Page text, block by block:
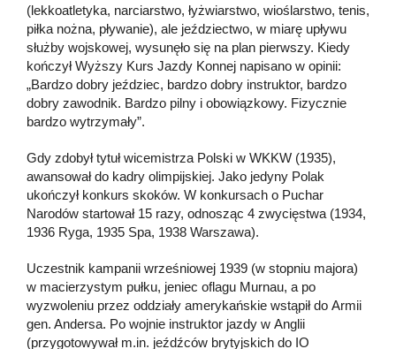
(lekkoatletyka, narciarstwo, łyżwiarstwo, wioślarstwo, tenis,
piłka nożna, pływanie), ale jeździectwo, w miarę upływu
służby wojskowej, wysunęło się na plan pierwszy. Kiedy
kończył Wyższy Kurs Jazdy Konnej napisano w opinii:
„Bardzo dobry jeździec, bardzo dobry instruktor, bardzo
dobry zawodnik. Bardzo pilny i obowiązkowy. Fizycznie
bardzo wytrzymały”.
Gdy zdobył tytuł wicemistrza Polski w WKKW (1935),
awansował do kadry olimpijskiej. Jako jedyny Polak
ukończył konkurs skoków. W konkursach o Puchar
Narodów startował 15 razy, odnosząc 4 zwycięstwa (1934,
1936 Ryga, 1935 Spa, 1938 Warszawa).
Uczestnik kampanii wrześniowej 1939 (w stopniu majora)
w macierzystym pułku, jeniec oflagu Murnau, a po
wyzwoleniu przez oddziały amerykańskie wstąpił do Armii
gen. Andersa. Po wojnie instruktor jazdy w Anglii
(przygotowywał m.in. jeźdźców brytyjskich do IO